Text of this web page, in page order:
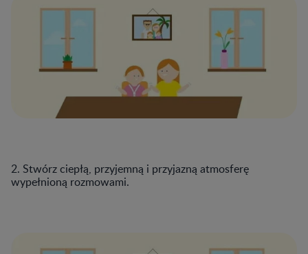
2. Stwórz ciepłą, przyjemną i przyjazną atmosferę
wypełnioną rozmowami.